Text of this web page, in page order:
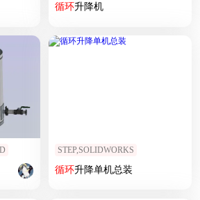
循环升降机
STEP,SOLIDWORKS
循环升降单机总装